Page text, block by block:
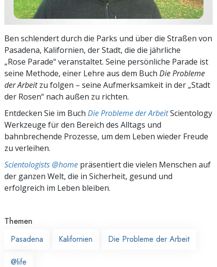
Ben schlendert durch die Parks und über die Straßen von
Pasadena, Kalifornien, der Stadt, die die jährliche
„Rose Parade“ veranstaltet. Seine persönliche Parade ist
seine Methode, einer Lehre aus dem Buch Die Probleme
der Arbeitzu folgen – seine Aufmerksamkeit in der „Stadt
der Rosen“ nach außen zu richten.
Entdecken Sie im Buch Die Probleme der ArbeitScientology
Werkzeuge für den Bereich des Alltags und
bahnbrechende Prozesse, um dem Leben wieder Freude
zu verleihen.
Scientologists @home präsentiert die vielen Menschen auf
der ganzen Welt, die in Sicherheit, gesund und
erfolgreich im Leben bleiben.
Themen
Pasadena
Kalifornien Die Probleme der Arbeit
@life